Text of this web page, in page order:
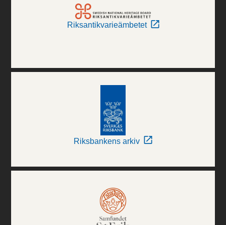
Riksantikvarieämbetet
Riksbankens arkiv